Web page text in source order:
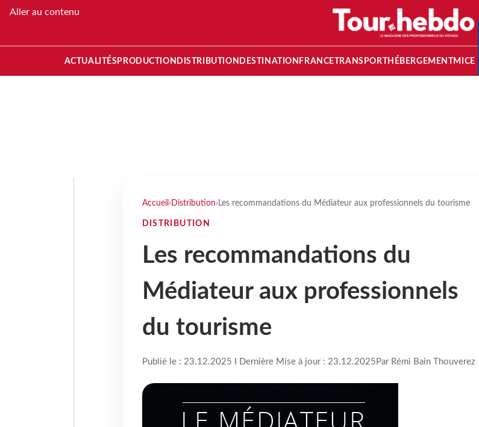
Aller au contenu
ACTUALITÉS PRODUCTION DISTRIBUTION DESTINATION FRANCETRANSPORT HÉBERGEMENTMICE
Accueil › Distribution› Les recommandations du Médiateur aux professionnels du tourisme
DISTRIBUTION
Les recommandations du
Médiateur aux professionnels
du tourisme
Publié le : 23.12.2025 I Dernière Mise à jour : 23.12.2025 Par Rémi Bain Thouverez